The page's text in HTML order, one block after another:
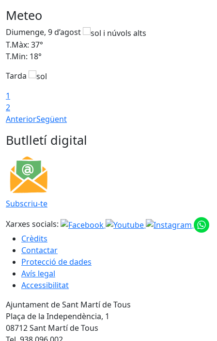
Meteo
Diumenge, 9 d’agost
T.Màx: 37°
T.Min: 18°
Tarda
1
2
AnteriorSegüent
Butlletí digital
Subscriu-te
Xarxes socials:
Crèdits
Contactar
Protecció de dades
Avís legal
Accessibilitat
Ajuntament de Sant Martí de Tous
Plaça de la Independència, 1
08712 Sant Martí de Tous